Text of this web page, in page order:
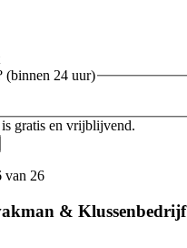
(binnen 24 uur)
gratis en vrijblijvend.
van 26
& Klussenbedrijf